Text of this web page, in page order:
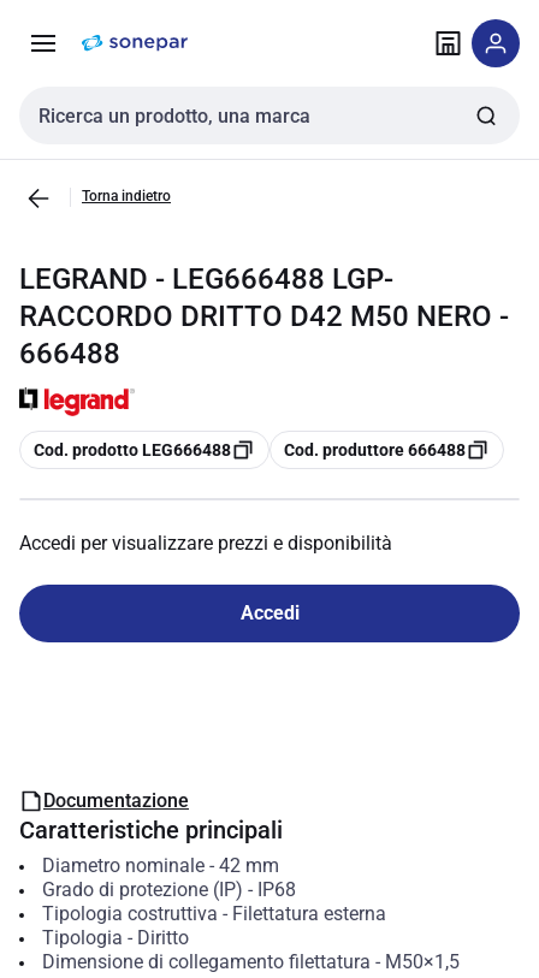
navigazione alla
Cerca input
Torna indietro
LEGRAND - LEG666488 LGP-
RACCORDO DRITTO D42 M50 NERO -
666488
copia
Cod. prodotto LEG666488 copia
Cod. produttore 666488
Accedi per visualizzare prezzi e disponibilità
Accedi
Documentazione
Caratteristiche principali
Diametro nominale- 42 mm
Grado di protezione (IP) - IP68
Tipologia costruttiva - Filettatura esterna
Tipologia - Diritto
Dimensione di collegamento filettatura - M50×1,5